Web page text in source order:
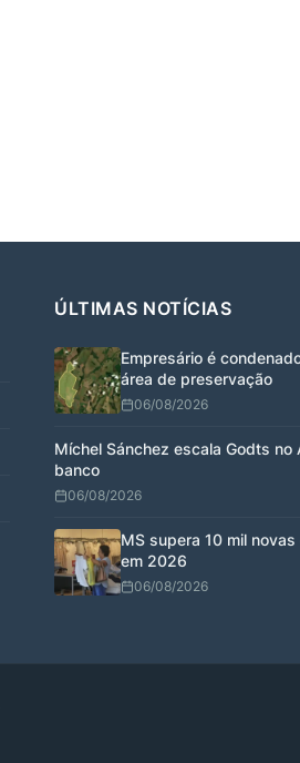
ÚLTIMAS NOTÍCIAS
Empresário é
área de preservação
06/08/2026
Míchel Sánchez escala Godts no
banco
06/08/2026
MS supera 10 mil
em 2026
06/08/2026